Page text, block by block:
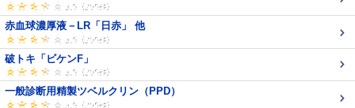
赤血球濃厚液－LR「日赤」 他
破トキ「ビケンF」
一般診断用精製ツベルクリン（PPD）